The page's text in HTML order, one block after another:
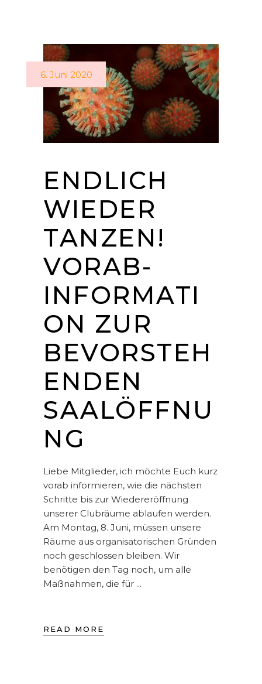
6. Juni 2020
ENDLICH
WIEDER
TANZEN!
VORAB-
INFORMATI
ON ZUR
BEVORSTEH
ENDEN
SAALÖFFNU
NG
Liebe Mitglieder, ich möchte Euch kurz
vorab informieren, wie die nächsten
Schritte bis zur Wiedereröffnung
unserer Clubräume ablaufen werden.
Am Montag, 8. Juni, müssen unsere
Räume aus organisatorischen Gründen
noch geschlossen bleiben. Wir
benötigen den Tag noch, um alle
Maßnahmen, die für
READ MORE